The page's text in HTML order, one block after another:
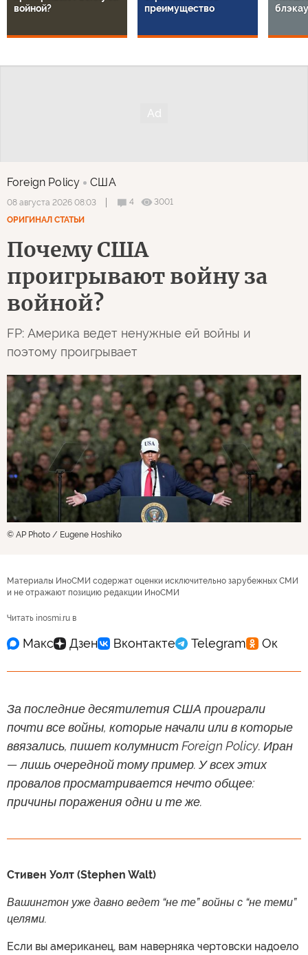
войной?
преимущество
Foreign Policy США
08 августа 2026 08:03 4
3001
ОРИГИНАЛ СТАТЬИ
Почему США
проигрывают войну за
войной?
FP: Америка ведет ненужные ей войны и
поэтому проигрывает
© AP Photo / Eugene Hoshiko
Материалы ИноСМИ содержат оценки исключительно зарубежных СМИ
и не отражают позицию редакции ИноСМИ
Читать inosmi.ru в
За последние десятилетия США проиграли
почти все войны, которые начали или в которые
ввязались, пишет колумнист Foreign Policy. Иран
— лишь очередной тому пример. У всех этих
провалов просматривается нечто общее:
причины поражения одни и те же.
Стивен Уолт (Stephen Walt)
Вашингтон уже давно ведет “не те” войны с “не теми”
целями.
Если вы американец, вам наверняка чертовски надоело